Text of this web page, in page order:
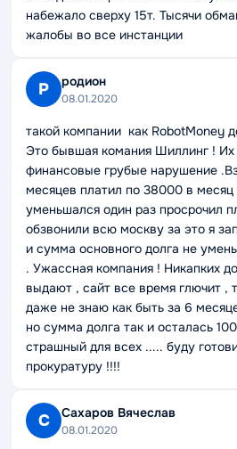
набежало сверху 15т. Тысячи
жалобы во все инстанции
Р родион
08.01.2020
такой компании как RobotMoney
Это бывшая комания Шиллинг ! Их
финансовые грубые нарушение
месяцев платил по 38000 в месяц
уменьшался один раз просрочил
обзвонили всю москву за это я
и сумма основного долга не
. Ужассная компания ! Никапких
выдают , сайт все время глючит ,
даже не знаю как быть за 6
но сумма долга так и осталась
страшный для всех ..... буду
прокуратуру !!!!
С Сахаров Вячеслав
08.01.2020